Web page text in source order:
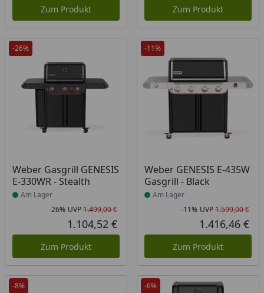
Zum Produkt Zum Produkt
-26%
Weber Gasgrill GENESIS
E-330WR - Stealth
Produkt am Lager
Am Lager
Rabatt in Prozent
-26%
Ursprünglicher Preis
UVP1.499,00 €
Aktueller Preis
1.104,52 €
Zum Produkt
-11%
Weber GENESIS E-435W
Gasgrill - Black
Produkt am Lager
Am Lager
-11% UVP1.599,00 €
1.416,46 €
Zum Produkt
-8% -6%